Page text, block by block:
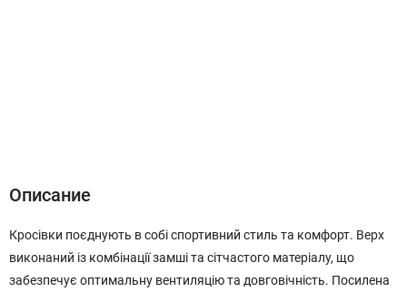
Описание
Кросівки поєднують в собі спортивний стиль та комфорт. Верх
виконаний із комбінації замші та сітчастого матеріалу, що
забезпечує оптимальну вентиляцію та довговічність. Посилена